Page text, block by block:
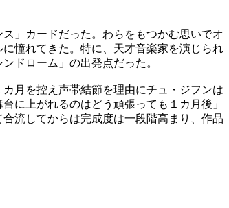
」カードだった。わらをもつかむ思いでオ
憧れてきた。特に、天才音楽家を演じられ
ドローム」の出発点だった。
月を控え声帯結節を理由にチュ・ジフンは
に上がれるのはどう頑張っても１カ月後」
流してからは完成度は一段階高まり、作品